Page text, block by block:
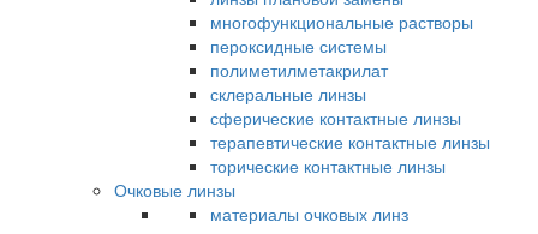
многофункциональные растворы
пероксидные системы
полиметилметакрилат
склеральные линзы
сферические контактные линзы
терапевтические контактные линзы
торические контактные линзы
Очковые линзы
материалы очковых линз